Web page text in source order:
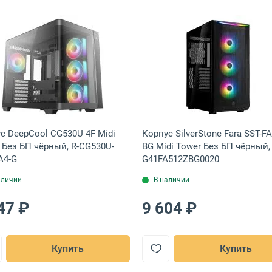
ACCM-PB17143.11
D33 Mini Tower Без БП чёрный, D33 Black
Открыть товар: Корпус DeepCool CG530U 4F Midi
DeepCool CG530U 4F Midi
БП чёрный, R-CG530U-
G
₽
Купить
Открыть
Корпус SilverStone Fara SST-
BG Midi Tower Без БП чёрный,
G41FA512ZBG0020
В наличии
9 604 ₽
Купить